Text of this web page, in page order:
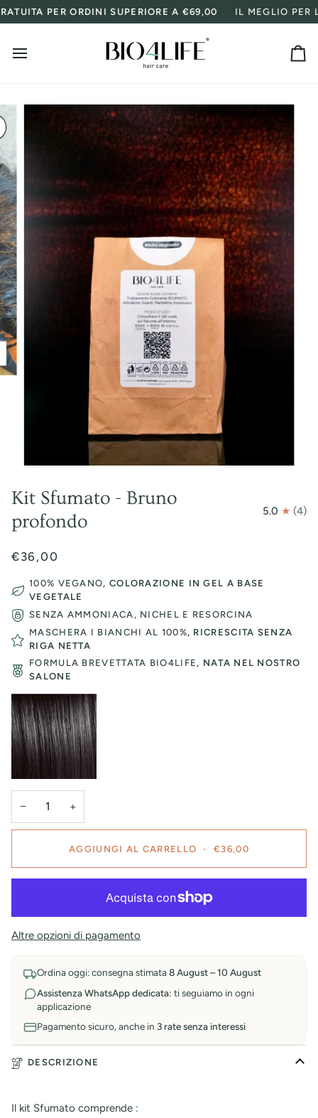
Salta
al
PER ORDINI SUPERIORE A €69,00 IL MEGLIO PER LA TUA
Kit Sfumato - Bruno
profondo
5.0 (4)
€36,00
100% VEGANO, COLORAZIONE IN GEL A BASE
VEGETALE
SENZA AMMONIACA, NICHEL E RESORCINA
MASCHERA I BIANCHI AL 100%, RICRESCITA SENZA
RIGA NETTA
FORMULA BREVETTATA BIO4LIFE , NATA NEL NOSTRO
SALONE
− +
AGGIUNGI AL CARRELLO • €36,00
Altre opzioni di pagamento
Ordina oggi: consegna stimata 8 August – 10 August
Assistenza WhatsApp dedicata: ti seguiamo in ogni
applicazione
Pagamento sicuro, anche in 3 rate senza interessi
DESCRIZIONE
Il kit Sfumato comprende :